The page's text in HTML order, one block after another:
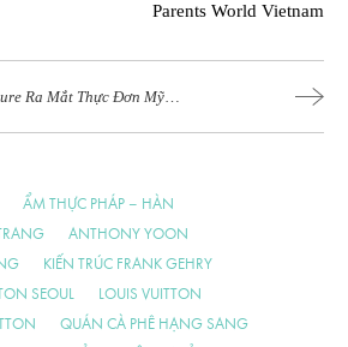
Parents World Vietnam
Ra Mắt Thực Đơn Mỹ
ẨM THỰC PHÁP – HÀN
ANTHONY YOON
KIẾN TRÚC FRANK GEHRY
SEOUL
LOUIS VUITTON
QUÁN CÀ PHÊ HẠNG SANG